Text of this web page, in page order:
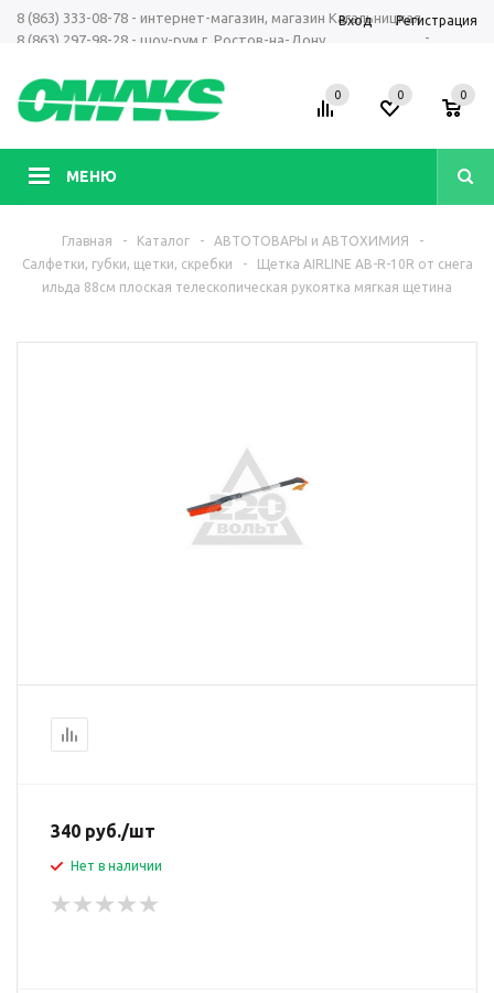
8 (863) 333-08-78 - интернет-магазин, магазин Кагальницкая
8 (863) 297-98-28 - шоу-рум г. Ростов-на-Дону
-
Вход Регистрация
МЕНЮ
0 0 0
Главная - Каталог - АВТОТОВАРЫ и АВТОХИМИЯ
-
Салфетки, губки, щетки, скребки
-
Щетка AIRLINE АB-R-10R от снега
ильда 88см плоская телескопическая рукоятка мягкая щетина
340 руб./шт
Нет в наличии